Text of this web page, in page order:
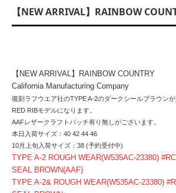
【NEW ARRIVAL】RAINBOW
【NEW ARRIVAL】RAINBOW COUNTRY
California Manufacturing Company
復刻ラフウエア社のTYPE A-2のダークシールブラウンが
RED RIBモデルになります。
AAFレザークラフトパッチ有り無しがございます。
本日入荷サイズ：40 42 44 46
10月上旬入荷サイズ：38 (予約受付中)
TYPE A-2 ROUGH WEAR(W535AC-23380)
SEAL BROWN(AAF)
TYPE A-2& ROUGH WEAR(W535AC-23380)